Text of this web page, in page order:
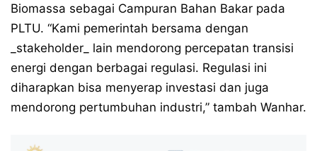
Biomassa sebagai Campuran Bahan Bakar pada
PLTU. “Kami pemerintah bersama dengan
_stakeholder_ lain mendorong percepatan transisi
energi dengan berbagai regulasi. Regulasi ini
diharapkan bisa menyerap investasi dan juga
mendorong pertumbuhan industri,” tambah Wanhar.